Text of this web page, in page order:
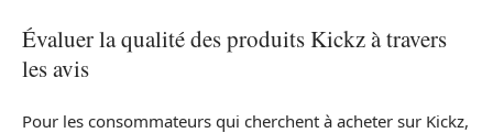
Évaluer la qualité des produits Kickz à travers
les avis
Pour les consommateurs qui cherchent à acheter sur Kickz,